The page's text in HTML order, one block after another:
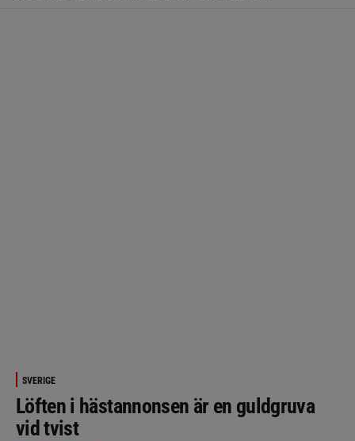
SVERIGE
Löften i hästannonsen är en guldgruva
vid tvist